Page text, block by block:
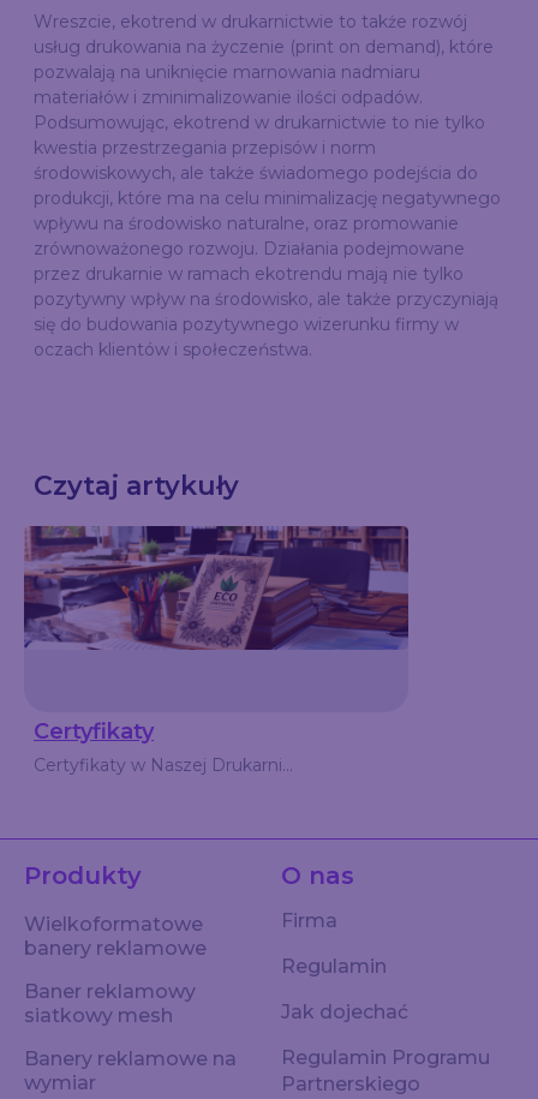
Wreszcie, ekotrend w drukarnictwie to także rozwój
usług drukowania na życzenie (print on demand), które
pozwalają na uniknięcie marnowania nadmiaru
materiałów i zminimalizowanie ilości odpadów.
Podsumowując, ekotrend w drukarnictwie to nie tylko
kwestia przestrzegania przepisów i norm
środowiskowych, ale także świadomego podejścia do
produkcji, które ma na celu minimalizację negatywnego
wpływu na środowisko naturalne, oraz promowanie
zrównoważonego rozwoju. Działania podejmowane
przez drukarnie w ramach ekotrendu mają nie tylko
pozytywny wpływ na środowisko, ale także przyczyniają
się do budowania pozytywnego wizerunku firmy w
oczach klientów i społeczeństwa.
Czytaj artykuły
Certyfikaty
Certyfikaty w Naszej Drukarni...
Produkty
Wielkoformatowe
banery reklamowe
Baner reklamowy
siatkowy mesh
Banery reklamowe na
wymiar
O nas
Firma
Regulamin
Jak dojechać
Regulamin Programu
Partnerskiego